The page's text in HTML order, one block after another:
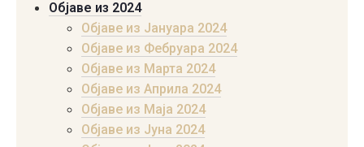
Објаве из 2024
Објаве из Јануара 2024
Објаве из Фебруара 2024
Објаве из Марта 2024
Објаве из Априла 2024
Објаве из Маја 2024
Објаве из Јуна 2024